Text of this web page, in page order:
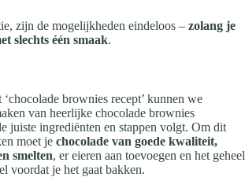
zijn de mogelijkheden eindeloos – zolang je
slechts één smaak.
brownies recept’ kunnen we
van heerlijke chocolade brownies
juiste ingrediënten en stappen volgt. Om dit
moet je chocolade van goede kwaliteit,
smelten, er eieren aan toevoegen en het geheel
voordat je het gaat bakken.